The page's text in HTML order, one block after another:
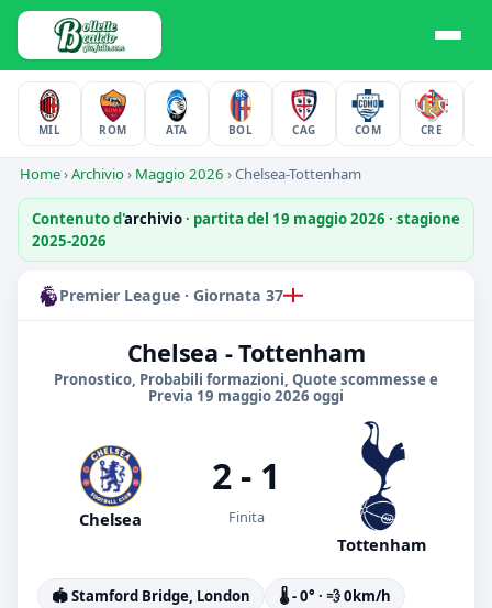
MIL ROM ATA BOL CAG COM CRE
Home›Archivio› Maggio 2026 ›Chelsea-Tottenham
Contenuto d'archivio· partita del 19 maggio 2026 · stagione
2025-2026
Premier League · Giornata 37
Chelsea - Tottenham
Pronostico, Probabili formazioni, Quote scommesse e
Previa 19 maggio 2026 oggi
Chelsea
2 - 1
Finita
Tottenham
🏟️ Stamford Bridge, London
🌡️ - 0° · 💨 0km/h